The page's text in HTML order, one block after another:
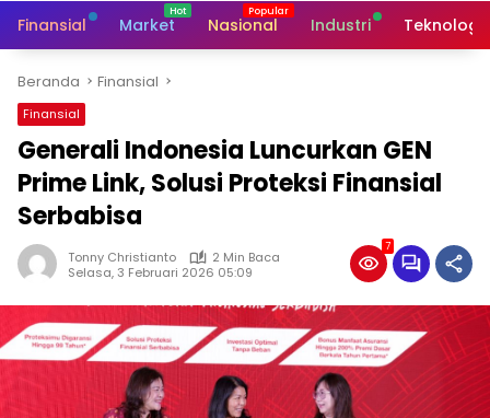
Finansial Market Nasional Industri Teknologi
Beranda Finansial
Finansial
Generali Indonesia Luncurkan GEN
Prime Link, Solusi Proteksi Finansial
Serbabisa
Tonny Christianto
2 Min Baca
Selasa, 3 Februari 2026 05:09
7